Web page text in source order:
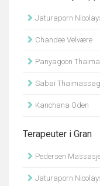
Jaturaporn
Chandee Velvære
Panyagoon
Sabai
Kanchana Oden
Terapeuter i Gran
Pedersen
Jaturaporn